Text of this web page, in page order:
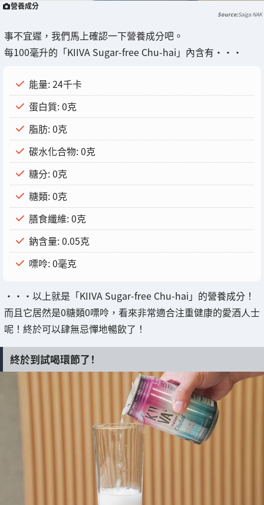
營養成分
Saiga NAK
事不宜遲，我們馬上確認一下營養成分吧。
每100毫升的「KIIVA Sugar-free Chu-hai」內含有・・・
能量: 24千卡
蛋白質: 0克
脂肪: 0克
碳水化合物: 0克
糖分: 0克
糖類: 0克
膳食纖維: 0克
鈉含量: 0.05克
嘌呤: 0毫克
・・・以上就是「KIIVA Sugar-free Chu-hai」的營養成分！
而且它居然是0糖類0嘌呤，看來非常適合注重健康的愛酒人士
呢！終於可以肆無忌憚地暢飲了！
終於到試喝環節了！